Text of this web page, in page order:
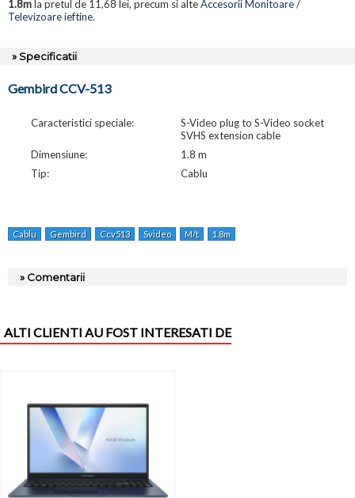
1.8mla pretul de 11,68 lei, precum si alteAccesorii Monitoare /
Televizoare ieftine.
» Specificatii
Gembird CCV-513
Caracteristici speciale:
S-Video plug to S-Video socket
SVHS extension cable
Dimensiune:
1.8 m
Tip:
Cablu
Cablu Gembird Ccv513 Svideo M/t 1.8m
» Comentarii
ALTI CLIENTI AU FOST INTERESATI DE